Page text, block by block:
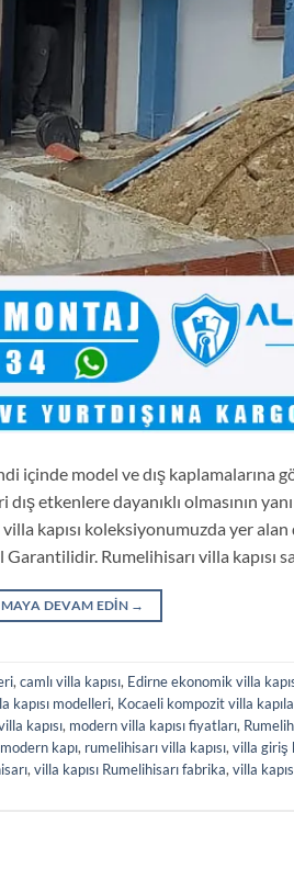
içinde model ve dış kaplamalarına
etkenlere dayanıklı olmasının
kapısı koleksiyonumuzda yer alan
Garantilidir. Rumelihisarı villa kapısı
DEVAM EDIN →
, camlı villa kapısı, Edirne ekonomik villa
kapısı modelleri, Kocaeli kompozit villa
kapısı, modern villa kapısı fiyatları,
kapı, rumelihisarı villa kapısı, villa giriş
, villa kapısı Rumelihisarı fabrika, villa